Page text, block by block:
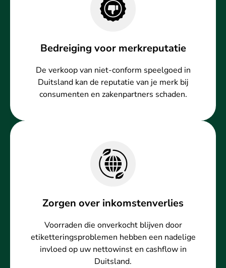
Bedreiging voor merkreputatie
De verkoop van niet-conform speelgoed in
Duitsland kan de reputatie van je merk bij
consumenten en zakenpartners schaden.
Zorgen over inkomstenverlies
Voorraden die onverkocht blijven door
etiketteringsproblemen hebben een nadelige
invloed op uw nettowinst en cashflow in
Duitsland.